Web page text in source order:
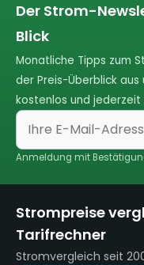
Der Strom-
Blick
Monatliche Tipps zum
der Preis-Überblick
kostenlos und
Anmeldung mit
Strompreise
Tarifrechner
Stromvergleich seit